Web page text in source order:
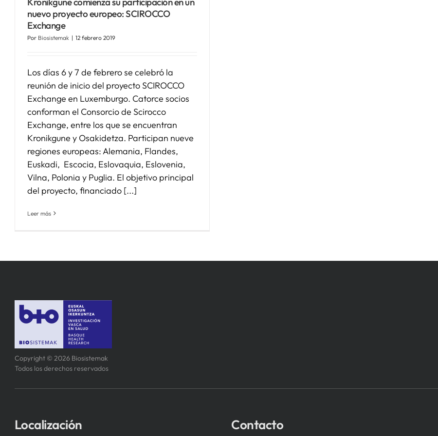
nuevo proyecto europeo: SCIROCCO
Exchange
Por Biosistemak | 12 febrero 2019
Los días 6 y 7 de febrero se celebró la
reunión de inicio del proyecto SCIROCCO
Exchange en Luxemburgo. Catorce socios
conforman el Consorcio de Scirocco
Exchange, entre los que se encuentran
Kronikgune y Osakidetza. Participan nueve
regiones europeas: Alemania, Flandes,
Euskadi, Escocia, Eslovaquia, Eslovenia,
Vilna, Polonia y Puglia. El objetivo principal
del proyecto, financiado [...]
Leer más
Copyright © 2026 Biosistemak
Todos los derechos reservados
Localización Contacto